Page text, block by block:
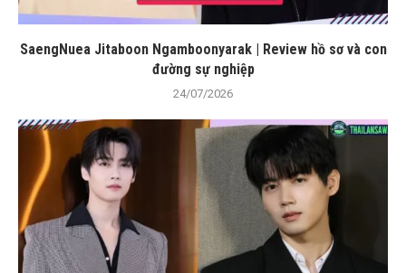
SaengNuea Jitaboon Ngamboonyarak | Review hồ sơ và con
đường sự nghiệp
24/07/2026